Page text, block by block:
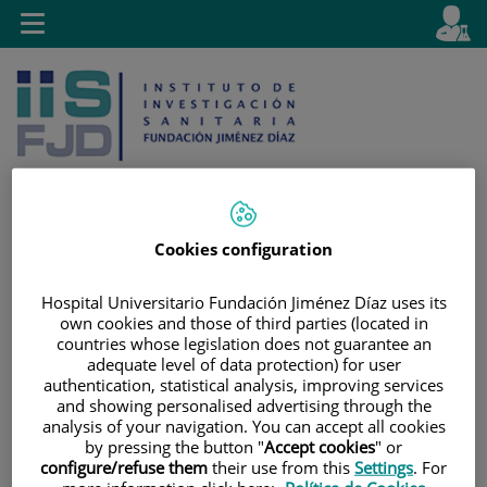
Jump to content
content
selector
Active
en
Toggle
navigation
Cookies configuration
Hospital Universitario Fundación Jiménez Díaz uses its
own cookies and those of third parties (located in
countries whose legislation does not guarantee an
adequate level of data protection) for user
authentication, statistical analysis, improving services
and showing personalised advertising through the
analysis of your navigation. You can accept all cookies
by pressing the button "Accept cookies" or
configure/refuse them their use from this Settings. For